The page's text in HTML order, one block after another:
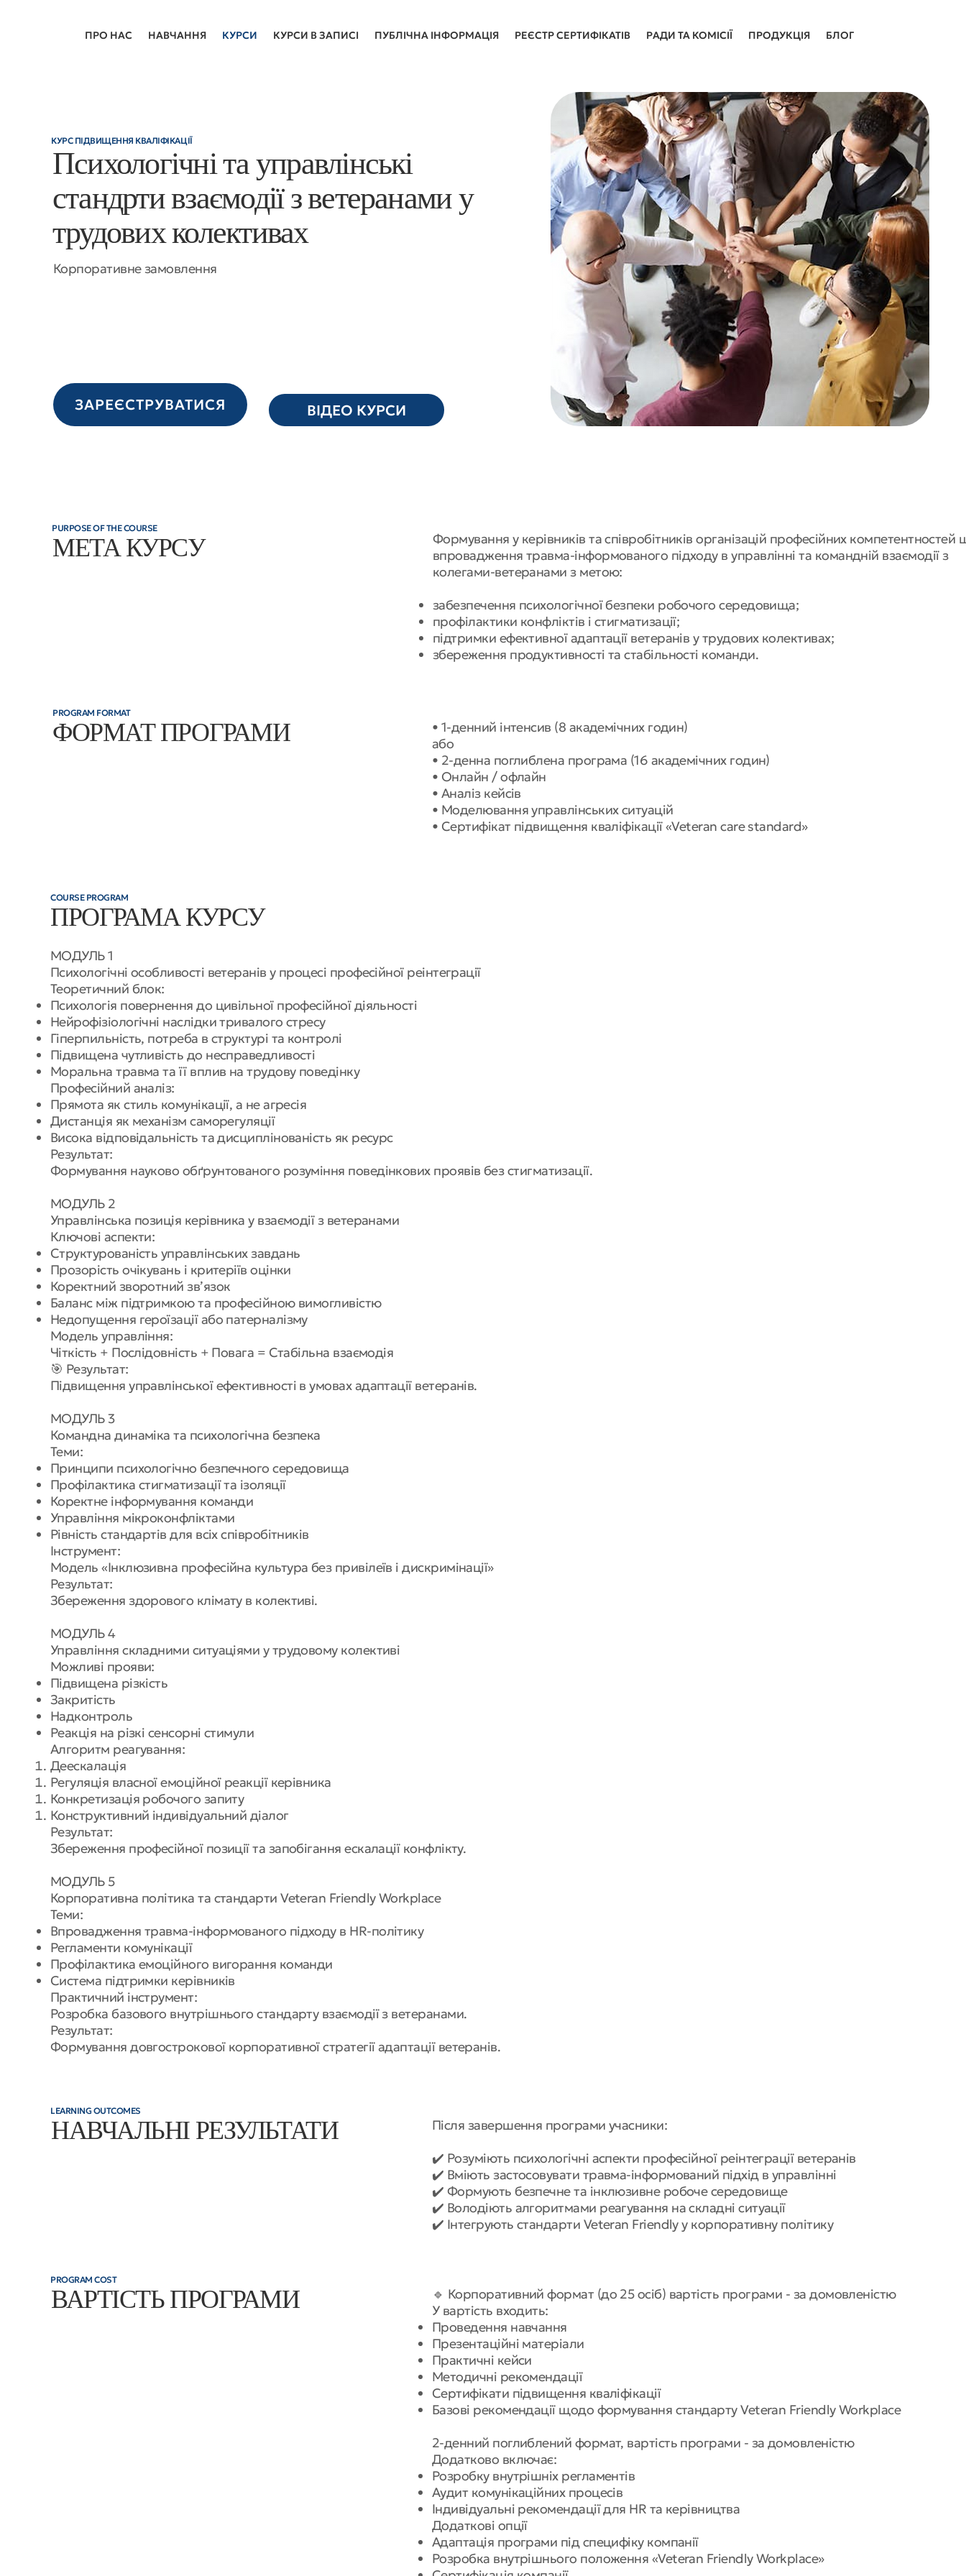
ПРО НАС НАВЧАННЯ КУРСИ КУРСИ В ЗАПИСІ ПУБЛІЧНА ІНФОРМАЦІЯ РЕЄСТР СЕРТИФІКАТІВ РАДИ ТА КОМІСІЇ ПРОДУКЦІЯ БЛОГ
КУРС ПІДВИЩЕННЯ КВАЛІФІКАЦІЇ
Психологічні та управлінські
стандрти взаємодії з ветеранами у
трудових колективах
Корпоративне замовлення
ЗАРЕЄСТРУВАТИСЯ ВІДЕО КУРСИ
PURPOSE OF THE COURSE
МЕТА КУРСУ
Формування у керівників та співробітників організацій професійних
впровадження травма-інформованого підходу в управлінні та командній взаємодії з
колегами-ветеранами з метою:
забезпечення психологічної безпеки робочого середовища;
профілактики конфліктів і стигматизації;
підтримки ефективної адаптації ветеранів у трудових колективах;
збереження продуктивності та стабільності команди.
PROGRAM FORMAT
ФОРМАТ ПРОГРАМИ
• 1-денний інтенсив (8 академічних годин)
або
• 2-денна поглиблена програма (16 академічних годин)
• Онлайн / офлайн
• Аналіз кейсів
• Моделювання управлінських ситуацій
• Сертифікат підвищення кваліфікації «Veteran care standard»
COURSE PROGRAM
ПРОГРАМА КУРСУ
МОДУЛЬ 1
Психологічні особливості ветеранів у процесі професійної реінтеграції
Теоретичний блок:
Психологія повернення до цивільної професійної діяльності
Нейрофізіологічні наслідки тривалого стресу
Гіперпильність, потреба в структурі та контролі
Підвищена чутливість до несправедливості
Моральна травма та її вплив на трудову поведінку
Професійний аналіз:
Прямота як стиль комунікації, а не агресія
Дистанція як механізм саморегуляції
Висока відповідальність та дисциплінованість як ресурс
Результат:
Формування науково обґрунтованого розуміння поведінкових проявів без стигматизації.
МОДУЛЬ 2
Управлінська позиція керівника у взаємодії з ветеранами
Ключові аспекти:
Структурованість управлінських завдань
Прозорість очікувань і критеріїв оцінки
Коректний зворотний зв’язок
Баланс між підтримкою та професійною вимогливістю
Недопущення героїзації або патерналізму
Модель управління:
Чіткість + Послідовність + Повага = Стабільна взаємодія
🎯 Результат:
Підвищення управлінської ефективності в умовах адаптації ветеранів.
МОДУЛЬ 3
Командна динаміка та психологічна безпека
Теми:
Принципи психологічно безпечного середовища
Профілактика стигматизації та ізоляції
Коректне інформування команди
Управління мікроконфліктами
Рівність стандартів для всіх співробітників
Інструмент:
Модель «Інклюзивна професійна культура без привілеїв і дискримінації»
Результат:
Збереження здорового клімату в колективі.
МОДУЛЬ 4
Управління складними ситуаціями у трудовому колективі
Можливі прояви:
Підвищена різкість
Закритість
Надконтроль
Реакція на різкі сенсорні стимули
Алгоритм реагування:
Деескалація
Регуляція власної емоційної реакції керівника
Конкретизація робочого запиту
Конструктивний індивідуальний діалог
Результат:
Збереження професійної позиції та запобігання ескалації конфлікту.
МОДУЛЬ 5
Корпоративна політика та стандарти Veteran Friendly Workplace
Теми:
Впровадження травма-інформованого підходу в HR-політику
Регламенти комунікації
Профілактика емоційного вигорання команди
Система підтримки керівників
Практичний інструмент:
Розробка базового внутрішнього стандарту взаємодії з ветеранами.
Результат:
Формування довгострокової корпоративної стратегії адаптації ветеранів.
LEARNING OUTCOMES
НАВЧАЛЬНІ РЕЗУЛЬТАТИ
Після завершення програми учасники:
✔️ Розуміють психологічні аспекти професійної реінтеграції ветеранів
✔️ Вміють застосовувати травма-інформований підхід в управлінні
✔️ Формують безпечне та інклюзивне робоче середовище
✔️ Володіють алгоритмами реагування на складні ситуації
✔️ Інтегрують стандарти Veteran Friendly у корпоративну політику
PROGRAM COST
ВАРТІСТЬ ПРОГРАМИ
🔹 Корпоративний формат (до 25 осіб) вартість програми - за домовленістю
У вартість входить:
Проведення навчання
Презентаційні матеріали
Практичні кейси
Методичні рекомендації
Сертифікати підвищення кваліфікації
Базові рекомендації щодо формування стандарту Veteran Friendly Workplace
2-денний поглиблений формат, вартість програми - за домовленістю
Додатково включає:
Розробку внутрішніх регламентів
Аудит комунікаційних процесів
Індивідуальні рекомендації для HR та керівництва
Додаткові опції
Адаптація програми під специфіку компанії
Розробка внутрішнього положення «Veteran Friendly Workplace»